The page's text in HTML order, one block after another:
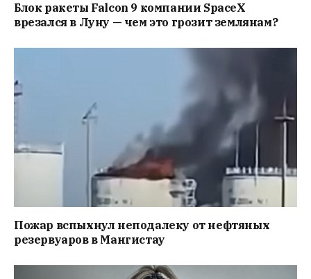
Блок ракеты Falcon 9 компании SpaceX
врезался в Луну — чем это грозит землянам?
Пожар вспыхнул неподалеку от нефтяных
резервуаров в Мангистау